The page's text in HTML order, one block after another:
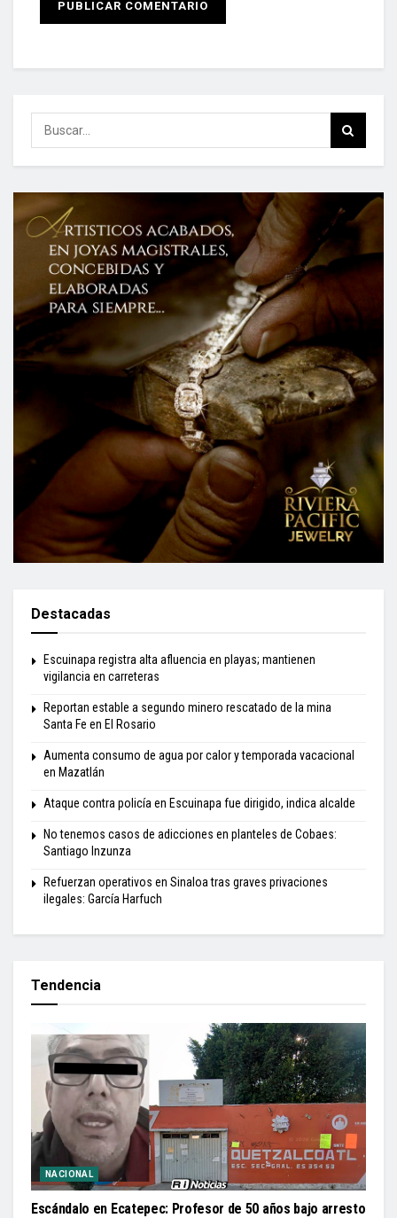
Destacadas
Escuinapa registra alta afluencia en playas; mantienen
vigilancia en carreteras
Reportan estable a segundo minero rescatado de la mina
Santa Fe en El Rosario
Aumenta consumo de agua por calor y temporada vacacional
en Mazatlán
Ataque contra policía en Escuinapa fue dirigido, indica alcalde
No tenemos casos de adicciones en planteles de Cobaes:
Santiago Inzunza
Refuerzan operativos en Sinaloa tras graves privaciones
ilegales: García Harfuch
Tendencia
NACIONAL
Escándalo en Ecatepec: Profesor de 50 años bajo arresto